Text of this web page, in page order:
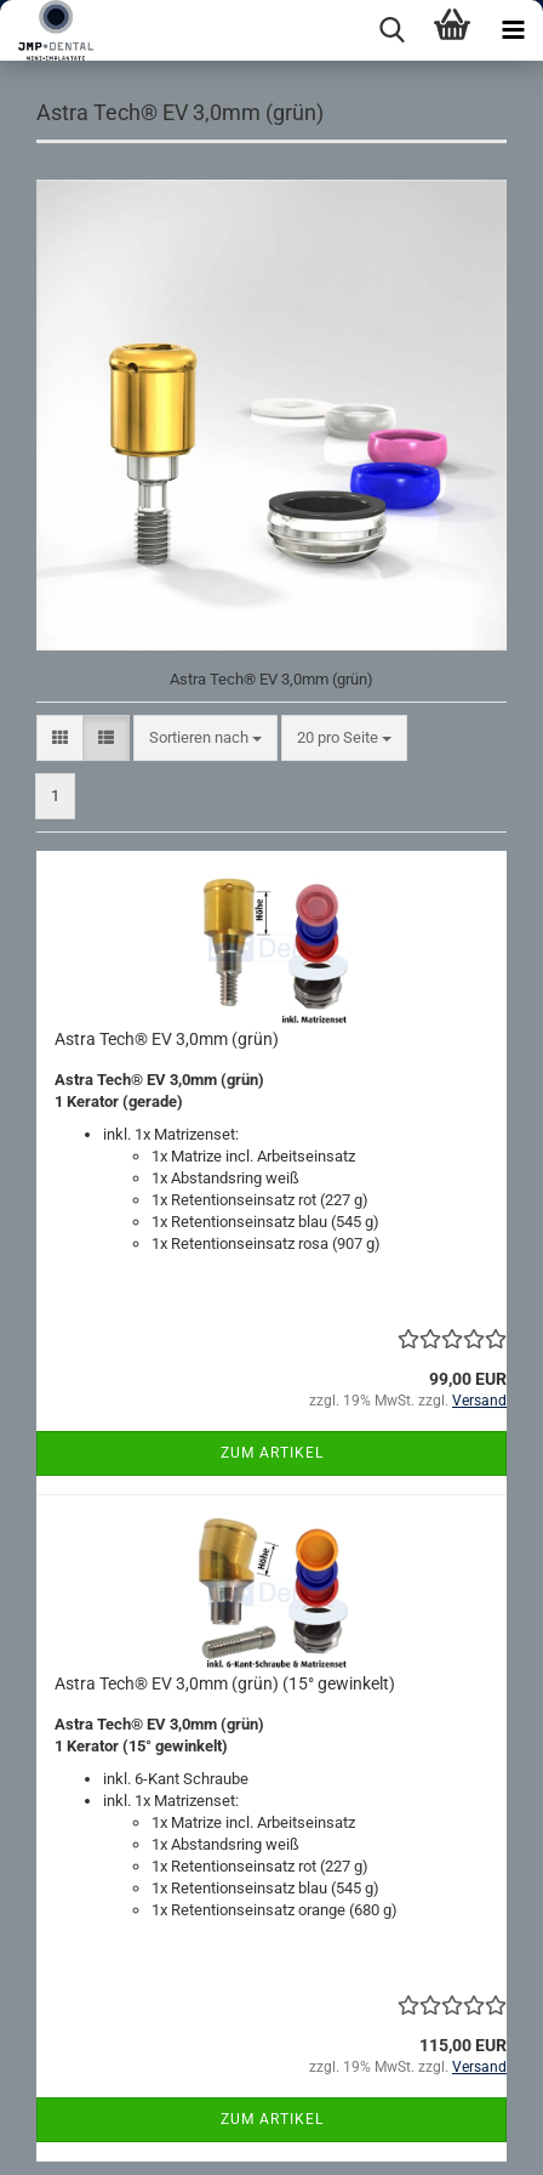
Astra Tech® EV 3,0mm (grün)
Astra Tech® EV 3,0mm (grün)
Sortieren nach
Sortieren nach 20 pro Seite
pro Seite
1
Astra Tech® EV 3,0mm (grün)
Astra Tech® EV 3,0mm (grün)
1 Ke­ra­tor (ge­ra­de)
inkl. 1x Ma­tri­zen­set:
1x Ma­tri­ze incl. Ar­beits­ein­satz
1x Ab­stands­ring weiß
1x Re­ten­ti­ons­ein­satz rot (227 g)
1x Re­ten­ti­ons­ein­satz blau (545 g)
1x Re­ten­ti­ons­ein­satz rosa (907 g)
99,00 EUR
zzgl. 19% MwSt. zzgl. Versand
ZUM ARTIKEL
Astra Tech® EV 3,0mm (grün) (15° ge­win­kelt)
Astra Tech® EV 3,0mm (grün)
1 Ke­ra­tor (15° ge­win­kelt)
inkl. 6-​Kant Schrau­be
inkl. 1x Ma­tri­zen­set:
1x Ma­tri­ze incl. Ar­beits­ein­satz
1x Ab­stands­ring weiß
1x Re­ten­ti­ons­ein­satz rot (227 g)
1x Re­ten­ti­ons­ein­satz blau (545 g)
1x Re­ten­ti­ons­ein­satz oran­ge (680 g)
115,00 EUR
zzgl. 19% MwSt. zzgl. Versand
ZUM ARTIKEL